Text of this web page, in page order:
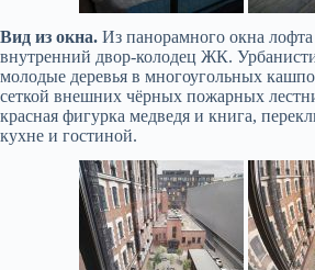
Вид из окна. Из панорамного окна
внутренний двор-колодец ЖК.
молодые деревья в многоугольных
сеткой внешних чёрных пожарных
красная фигурка медведя и книга,
кухне и гостиной.